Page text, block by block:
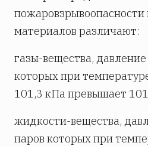
пожаровзрывоопасности
материалов различают:
газы-вещества,
которых при
101,3 кПа превышает
жидкости-вещества,
паров которых при